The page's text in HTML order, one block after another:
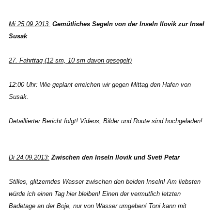
Mi 25.09.2013: Gemütliches Segeln von der Inseln Ilovik zur Insel
Susak
27. Fahrttag (12 sm, 10 sm davon gesegelt)
12:00 Uhr: Wie geplant erreichen wir gegen Mittag den Hafen von
Susak.
Detaillierter Bericht folgt! Videos, Bilder und Route sind hochgeladen!
Di 24.09.2013: Zwischen den Inseln Ilovik und Sveti Petar
Stilles, glitzerndes Wasser zwischen den beiden Inseln! Am liebsten
würde ich einen Tag hier bleiben! Einen der vermutlich letzten
Badetage an der Boje, nur von Wasser umgeben! Toni kann mit